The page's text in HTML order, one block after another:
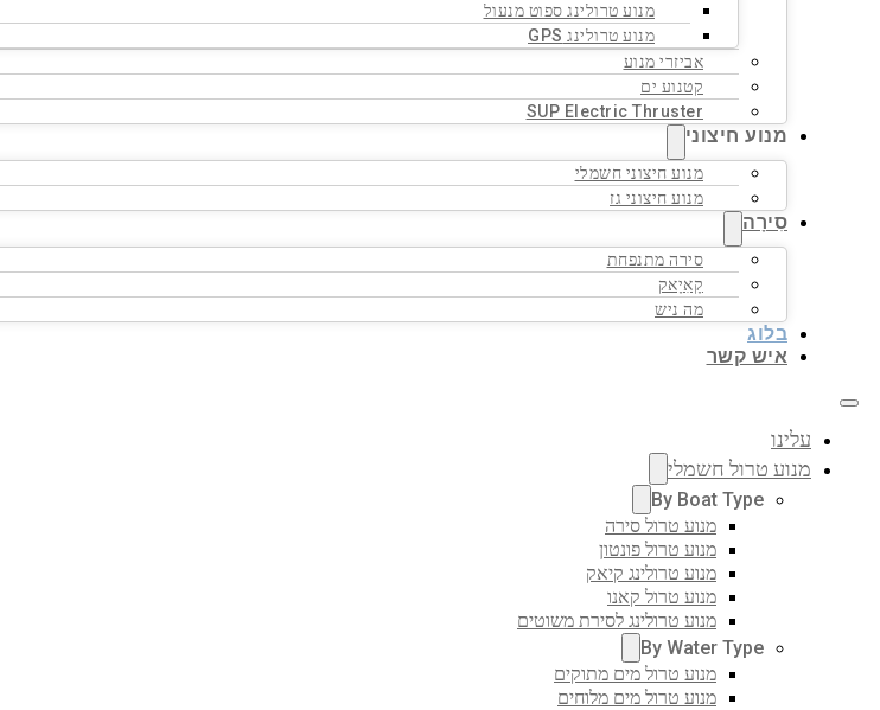
מנוע טרולינג ספוט מנעול
מנוע טרולינג GPS
אביזרי מנוע
קטנוע ים
SUP Electric Thruster
מנוע חיצוני
מנוע חיצוני חשמלי
מנוע חיצוני גז
סִירָה
סירה מתנפחת
קָאִיָאק
מה ניש
בלוג
איש קשר
עלינו
מנוע טרול חשמלי
By Boat Type
מנוע טרול סירה
מנוע טרול פונטון
מנוע טרולינג קיאק
מנוע טרול קאנו
מנוע טרולינג לסירת משוטים
By Water Type
מנוע טרול מים מתוקים
מנוע טרול מים מלוחים